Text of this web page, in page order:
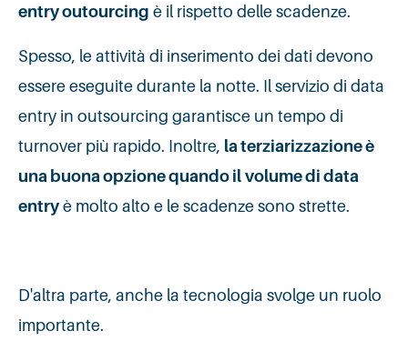
entry outourcing è il rispetto delle scadenze.
Spesso, le attività di inserimento dei dati devono
essere eseguite durante la notte. Il servizio di data
entry in outsourcing garantisce un tempo di
turnover più rapido. Inoltre, la terziarizzazione è
una buona opzione quando il volume di data
entry è molto alto e le scadenze sono strette.
D'altra parte, anche la tecnologia svolge un ruolo
importante.